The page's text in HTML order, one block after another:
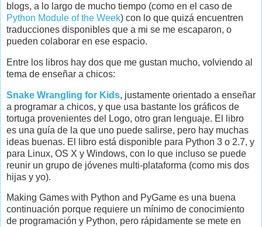
blogs, a lo largo de mucho tiempo (como en el caso de
Python Module of the Week) con lo que quizá encuentren
traducciones disponibles que a mi se me escaparon, o
pueden colaborar en ese espacio.
Entre los libros hay dos que me gustan mucho, volviendo al
tema de enseñar a chicos:
Snake Wrangling for Kids, justamente orientado a enseñar
a programar a chicos, y que usa bastante los gráficos de
tortuga provenientes del Logo, otro gran lenguaje. El libro
es una guía de la que uno puede salirse, pero hay muchas
ideas buenas. El libro está disponible para Python 3 o 2.7, y
para Linux, OS X y Windows, con lo que incluso se puede
reunir un grupo de jóvenes multi-plataforma (como mis dos
hijas y yo).
Making Games with Python and PyGame es una buena
continuación porque requiere un mínimo de conocimiento
de programación y Python, pero rápidamente se mete en